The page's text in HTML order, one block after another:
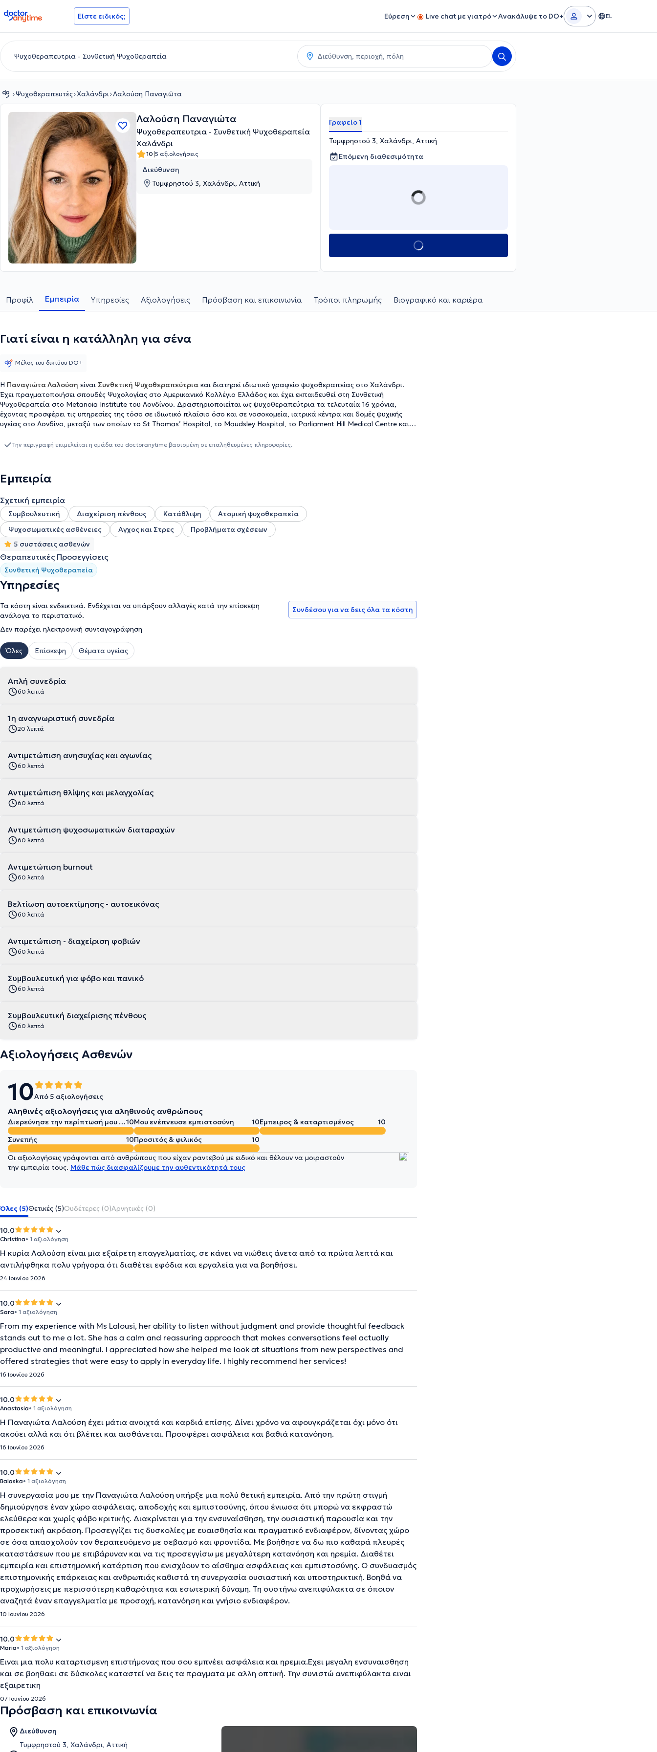
doctoranytime Είστε ειδικός; Εύρεση Live chat με γιατρό Ανακάλυψε το DO+ EL
Ψυχοθεραπευτές Χαλάνδρι Λαλούση Παναγιώτα
Λαλούση Παναγιώτα
Ψυχοθεραπευτρια - Συνθετική Ψυχοθεραπεία
Χαλάνδρι
10|5 αξιολογήσεις
Διεύθυνση
Τυμφρηστού 3, Χαλάνδρι, Αττική
Γραφείο 1
Τυμφρηστού 3, Χαλάνδρι, Αττική
Επόμενη διαθεσιμότητα
Προφίλ Εμπειρία Υπηρεσίες Αξιολογήσεις Πρόσβαση και επικοινωνία Τρόποι πληρωμής Βιογραφικό και καριέρα
Γιατί είναι η κατάλληλη για σένα
Η Παναγιώτα Λαλούση είναι Συνθετική Ψυχοθεραπεύτρια και διατηρεί ιδιωτικό γραφείο ψυχοθεραπείας στο Χαλάνδρι.
Έχει πραγματοποιήσει σπουδές Ψυχολογίας στο Αμερικανικό Κολλέγιο Ελλάδος και έχει εκπαιδευθεί στη Συνθετική
Ψυχοθεραπεία στο Metanoia Institute του Λονδίνου. Δραστηριοποιείται ως ψυχοθεραπεύτρια τα τελευταία 16 χρόνια,
έχοντας προσφέρει τις υπηρεσίες της τόσο σε ιδιωτικό πλαίσιο όσο και σε νοσοκομεία, ιατρικά κέντρα και δομές ψυχικής
υγείας στο Λονδίνο, μεταξύ των οποίων το St Thomas’ Hospital, το Maudsley Hospital, το Parliament Hill Medical Centre και
Μέλος του δικτύου DO+
Την περιγραφή επιμελείται η ομάδα του doctoranytime βασισμένη σε επαληθευμένες πληροφορίες.
Εμπειρία
Σχετική εμπειρία
Συμβουλευτική Διαχείριση πένθους Κατάθλιψη
Ατομική ψυχοθεραπεία
Ψυχοσωματικές ασθένειες
Αγχος και Στρες
Προβλήματα σχέσεων
5 συστάσεις ασθενών
Θεραπευτικές Προσεγγίσεις
Συνθετική Ψυχοθεραπεία
Υπηρεσίες
Τα κόστη είναι ενδεικτικά. Ενδέχεται να υπάρξουν αλλαγές κατά την επίσκεψη
ανάλογα το περιστατικό.
Δεν παρέχει ηλεκτρονική συνταγογράφηση
Συνδέσου για να δεις όλα τα κόστη
Όλες Επίσκεψη Θέματα υγείας
Απλή συνεδρία
60 λεπτά
1η αναγνωριστική συνεδρία
20 λεπτά
Αντιμετώπιση ανησυχίας και αγωνίας
60 λεπτά
Αντιμετώπιση θλίψης και μελαγχολίας
60 λεπτά
Αντιμετώπιση ψυχοσωματικών διαταραχών
60 λεπτά
Αντιμετώπιση burnout
60 λεπτά
Βελτίωση αυτοεκτίμησης - αυτοεικόνας
60 λεπτά
Αντιμετώπιση - διαχείριση φοβιών
60 λεπτά
Συμβουλευτική για φόβο και πανικό
60 λεπτά
Συμβουλευτική διαχείρισης πένθους
60 λεπτά
Αξιολογήσεις Ασθενών
10Από 5 αξιολογήσεις
Αληθινές αξιολογήσεις για αληθινούς ανθρώπους
Διερεύνησε την περίπτωσή μου σε βάθος10Μου ενέπνευσε εμπιστοσύνη 10Έμπειρος & καταρτισμένος
10
Συνεπής
10Προσιτός & φιλικός 10
Οι αξιολογήσεις γράφονται από ανθρώπους που είχαν ραντεβού με ειδικό και θέλουν να μοιραστούν
την εμπειρία τους. Μάθε πώς διασφαλίζουμε την αυθεντικότητά τους
Όλες (5)Θετικές (5)Ουδέτερες (0)Αρνητικές (0)
10.0
Christina• 1 αξιολόγηση
Η κυρία Λαλούση είναι μια εξαίρετη επαγγελματίας, σε κάνει να νιώθεις άνετα από τα πρώτα λεπτά και
αντιλήφθηκα πολυ γρήγορα ότι διαθέτει εφόδια και εργαλεία για να βοηθήσει.
24 Ιουνίου 2026
10.0
Sara• 1 αξιολόγηση
From my experience with Ms Lalousi, her ability to listen without judgment and provide thoughtful feedback
stands out to me a lot. She has a calm and reassuring approach that makes conversations feel actually
productive and meaningful. I appreciated how she helped me look at situations from new perspectives and
offered strategies that were easy to apply in everyday life. I highly recommend her services!
16 Ιουνίου 2026
10.0
Anastasia• 1 αξιολόγηση
Η Παναγιώτα Λαλούση έχει μάτια ανοιχτά και καρδιά επίσης. Δίνει χρόνο να αφουγκράζεται όχι μόνο ότι
ακούει αλλά και ότι βλέπει και αισθάνεται. Προσφέρει ασφάλεια και βαθιά κατανόηση.
16 Ιουνίου 2026
10.0
Balaska• 1 αξιολόγηση
Η συνεργασία μου με την Παναγιώτα Λαλούση υπήρξε μια πολύ θετική εμπειρία. Από την πρώτη στιγμή
δημιούργησε έναν χώρο ασφάλειας, αποδοχής και εμπιστοσύνης, όπου ένιωσα ότι μπορώ να εκφραστώ
ελεύθερα και χωρίς φόβο κριτικής. Διακρίνεται για την ενσυναίσθηση, την ουσιαστική παρουσία και την
προσεκτική ακρόαση. Προσεγγίζει τις δυσκολίες με ευαισθησία και πραγματικό ενδιαφέρον, δίνοντας χώρο
σε όσα απασχολούν τον θεραπευόμενο με σεβασμό και φροντίδα. Με βοήθησε να δω πιο καθαρά πλευρές
καταστάσεων που με επιβάρυναν και να τις προσεγγίσω με μεγαλύτερη κατανόηση και ηρεμία. Διαθέτει
εμπειρία και επιστημονική κατάρτιση που ενισχύουν το αίσθημα ασφάλειας και εμπιστοσύνης. Ο συνδυασμός
επιστημονικής επάρκειας και ανθρωπιάς καθιστά τη συνεργασία ουσιαστική και υποστηρικτική. Βοηθά να
προχωρήσεις με περισσότερη καθαρότητα και εσωτερική δύναμη. Τη συστήνω ανεπιφύλακτα σε όποιον
αναζητά έναν επαγγελματία με προσοχή, κατανόηση και γνήσιο ενδιαφέρον.
10 Ιουνίου 2026
10.0
Maria• 1 αξιολόγηση
Ειναι μια πολυ καταρτισμενη επιστήμονας που σου εμπνέει ασφάλεια και ηρεμια.Εχει μεγαλη ενσυναισθηση
και σε βοηθαει σε δύσκολες καταστεί να δεις τα πραγματα με αλλη οπτική. Την συνιστώ ανεπιφύλακτα ειναι
εξαιρετικη
07 Ιουνίου 2026
Πρόσβαση και επικοινωνία
Διεύθυνση
Τυμφρηστού 3, Χαλάνδρι, Αττική